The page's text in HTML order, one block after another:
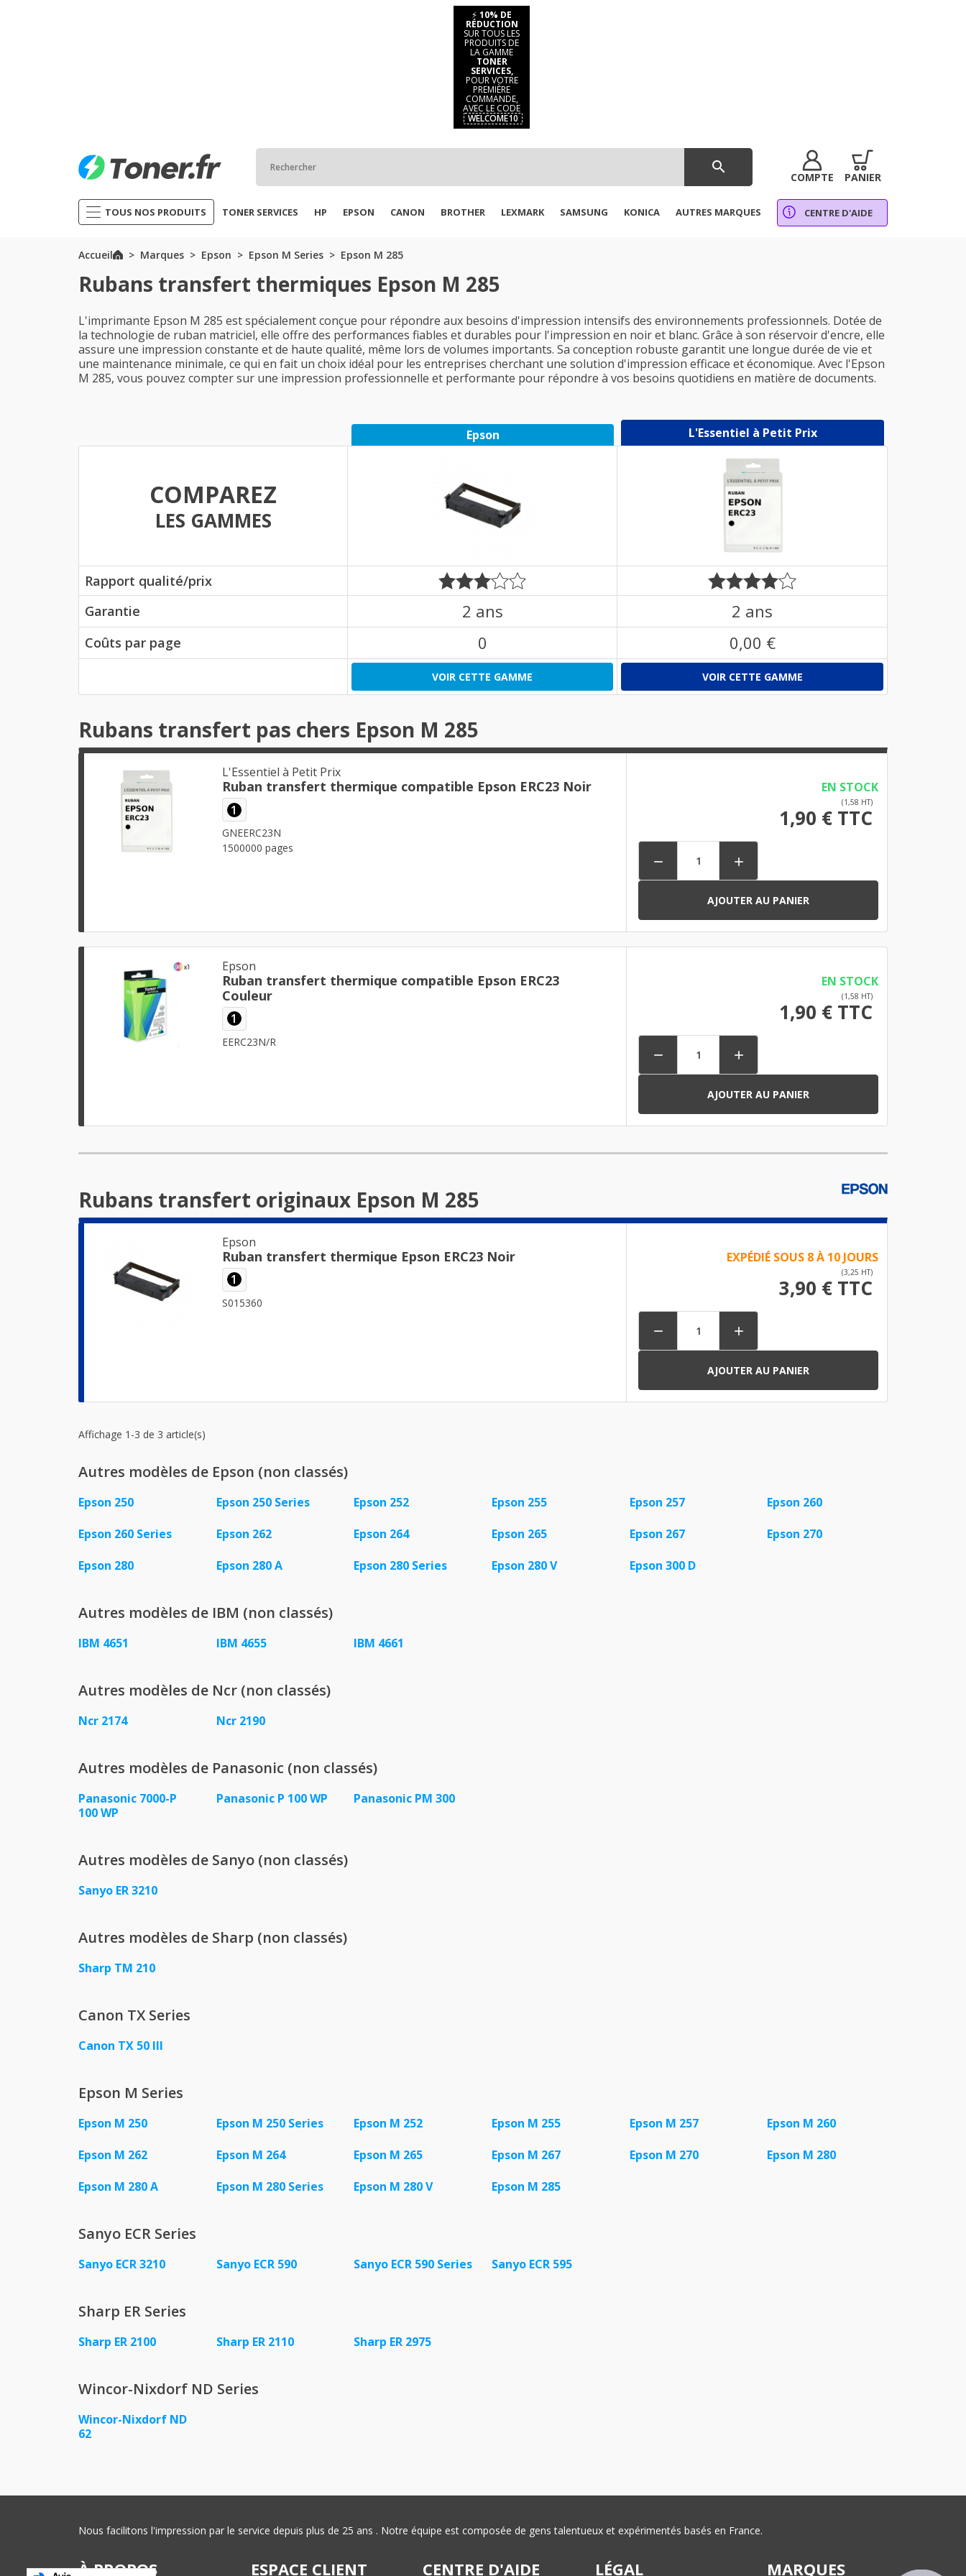
⚡ 10% DE
RÉDUCTION
SUR TOUS LES
PRODUITS DE
LA GAMME
TONER
SERVICES,
POUR VOTRE
PREMIÈRE
COMMANDE,
AVEC LE CODE
WELCOME10
search
COMPTE PANIER
TOUS NOS PRODUITS TONER SERVICES HP EPSON CANON BROTHER LEXMARK SAMSUNG KONICA AUTRES MARQUES CENTRE D'AIDE
Accueil Marques Epson Epson M Series Epson M 285
Rubans transfert thermiques Epson M 285
L'imprimante Epson M 285 est spécialement conçue pour répondre aux besoins d'impression intensifs des environnements professionnels. Dotée de
la technologie de ruban matriciel, elle offre des performances fiables et durables pour l'impression en noir et blanc. Grâce à son réservoir d'encre, elle
assure une impression constante et de haute qualité, même lors de volumes importants. Sa conception robuste garantit une longue durée de vie et
une maintenance minimale, ce qui en fait un choix idéal pour les entreprises cherchant une solution d'impression efficace et économique. Avec l'Epson
M 285, vous pouvez compter sur une impression professionnelle et performante pour répondre à vos besoins quotidiens en matière de documents.
Epson L'Essentiel à Petit Prix
COMPAREZ
LES GAMMES
Rapport qualité/prix
Garantie
2 ans 2 ans
Coûts par page 0 0,00 €
VOIR CETTE GAMME VOIR CETTE GAMME
Rubans transfert pas chers Epson M 285
L'Essentiel à Petit Prix
Ruban transfert thermique compatible Epson ERC23 Noir
1
GNEERC23N
1500000 pages
EN STOCK
(1,58 HT)
1,90 € TTC
 
AJOUTER AU PANIER
Epson
Ruban transfert thermique compatible Epson ERC23
Couleur
1
EERC23N/R
EN STOCK
(1,58 HT)
1,90 € TTC
 
AJOUTER AU PANIER
Rubans transfert originaux Epson M 285
Epson
Ruban transfert thermique Epson ERC23 Noir
1
S015360
EXPÉDIÉ SOUS 8 À 10 JOURS
(3,25 HT)
3,90 € TTC
 
AJOUTER AU PANIER
Affichage 1-3 de 3 article(s)
Autres modèles de Epson (non classés)
Epson 250 Epson 250 Series Epson 252 Epson 255 Epson 257
Epson 260
Epson 260 Series
Epson 262 Epson 264 Epson 265 Epson 267
Epson 270
Epson 280
Epson 280 A Epson 280 Series Epson 280 V Epson 300 D
Autres modèles de IBM (non classés)
IBM 4651 IBM 4655 IBM 4661
Autres modèles de Ncr (non classés)
Ncr 2174 Ncr 2190
Autres modèles de Panasonic (non classés)
Panasonic 7000-P
100 WP
Panasonic P 100 WP Panasonic PM 300
Autres modèles de Sanyo (non classés)
Sanyo ER 3210
Autres modèles de Sharp (non classés)
Sharp TM 210
Canon TX Series
Canon TX 50 III
Epson M Series
Epson M 250 Epson M 250 Series Epson M 252 Epson M 255 Epson M 257
Epson M 260
Epson M 262
Epson M 264 Epson M 265 Epson M 267 Epson M 270
Epson M 280
Epson M 280 A
Epson M 280 Series Epson M 280 V Epson M 285
Sanyo ECR Series
Sanyo ECR 3210 Sanyo ECR 590 Sanyo ECR 590 Series Sanyo ECR 595
Sharp ER Series
Sharp ER 2100 Sharp ER 2110 Sharp ER 2975
Wincor-Nixdorf ND Series
Wincor-Nixdorf ND
62
Nous facilitons l'impression par le service depuis plus de 25 ans . Notre équipe est composée de gens talentueux et expérimentés basés en France.
À PROPOS ESPACE CLIENT CENTRE D'AIDE LÉGAL MARQUES